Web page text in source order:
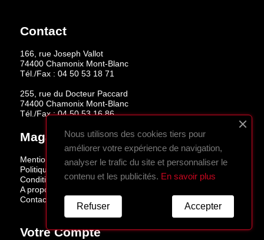
Contact
166, rue Joseph Vallot
74400 Chamonix Mont-Blanc
Tél./Fax : 04 50 53 18 71
255, rue du Docteur Paccard
74400 Chamonix Mont-Blanc
Tél./Fax :04 50 53 16 86
Magasins
Mentions légales
Politique de confidentialité
Conditions de vente
A propos
Contactez-nous
Votre Compte
Nous utilisons des cookies tiers pour
améliorer votre expérience de navigation,
analyser le trafic du site et personnaliser le
contenu et les publicités. En savoir plus
Accepter
Refuser